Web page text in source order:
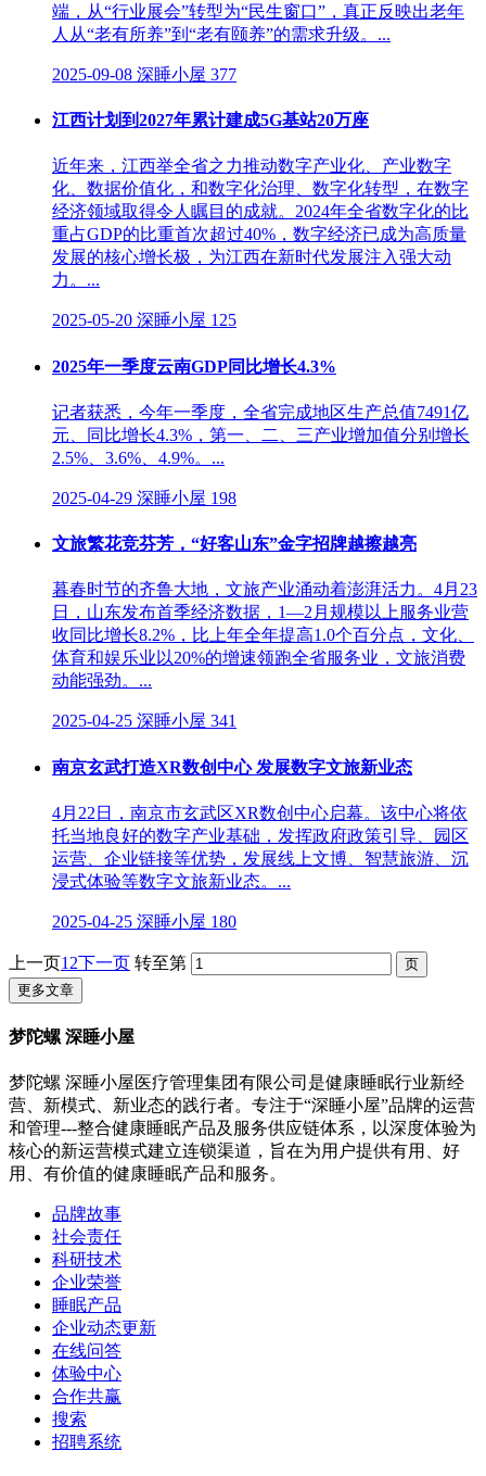
端，从“行业展会”转型为“民生窗口”，真正反映出老年
人从“老有所养”到“老有颐养”的需求升级。...
2025-09-08 深睡小屋 377
江西计划到2027年累计建成5G基站20万座
近年来，江西举全省之力推动数字产业化、产业数字
化、数据价值化，和数字化治理、数字化转型，在数字
经济领域取得令人瞩目的成就。2024年全省数字化的比
重占GDP的比重首次超过40%，数字经济已成为高质量
发展的核心增长极，为江西在新时代发展注入强大动
力。...
2025-05-20 深睡小屋 125
2025年一季度云南GDP同比增长4.3%
记者获悉，今年一季度，全省完成地区生产总值7491亿
元、同比增长4.3%，第一、二、三产业增加值分别增长
2.5%、3.6%、4.9%。...
2025-04-29 深睡小屋 198
文旅繁花竞芬芳，“好客山东”金字招牌越擦越亮
暮春时节的齐鲁大地，文旅产业涌动着澎湃活力。4月23
日，山东发布首季经济数据，1—2月规模以上服务业营
收同比增长8.2%，比上年全年提高1.0个百分点，文化、
体育和娱乐业以20%的增速领跑全省服务业，文旅消费
动能强劲。...
2025-04-25 深睡小屋 341
南京玄武打造XR数创中心 发展数字文旅新业态
4月22日，南京市玄武区XR数创中心启幕。该中心将依
托当地良好的数字产业基础，发挥政府政策引导、园区
运营、企业链接等优势，发展线上文博、智慧旅游、沉
浸式体验等数字文旅新业态。...
2025-04-25 深睡小屋 180
上一页1 2下一页 转至第
更多文章
梦陀螺 深睡小屋
梦陀螺 深睡小屋医疗管理集团有限公司是健康睡眠行业新经
营、新模式、新业态的践行者。专注于“深睡小屋”品牌的运营
和管理---整合健康睡眠产品及服务供应链体系，以深度体验为
核心的新运营模式建立连锁渠道，旨在为用户提供有用、好
用、有价值的健康睡眠产品和服务。
品牌故事
社会责任
科研技术
企业荣誉
睡眠产品
企业动态更新
在线问答
体验中心
合作共赢
搜索
招聘系统